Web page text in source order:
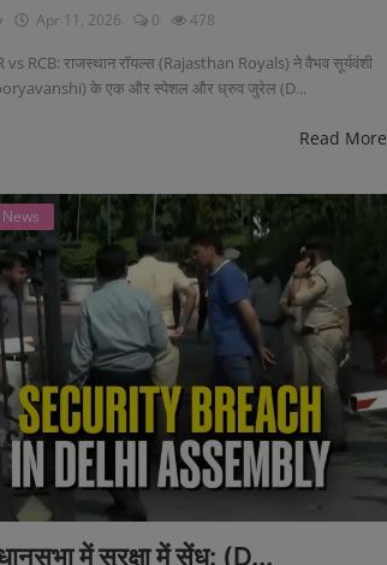
Apr 11, 2026 0 478
vs RCB: राजस्थान रॉयल्स (Rajasthan Royals) ने वैभव सूर्यवंशी
के एक और स्पेशल और ध्रुव जुरेल (D...
Read More
में सुरक्षा में सेंध: (D...